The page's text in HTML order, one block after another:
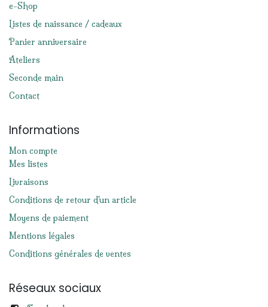
e-Shop
Listes de naissance / cadeaux
Panier anniversaire
Ateliers
Seconde main
Contact
Informations
Mon compte
Mes listes
Livraisons
Conditions de retour d'un article
Moyens de paiement
Mentions légales
Conditions générales de ventes
Réseaux sociaux